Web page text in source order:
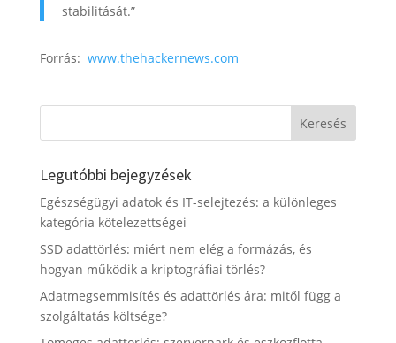
stabilitását.”
Forrás: www.thehackernews.com
Legutóbbi bejegyzések
Egészségügyi adatok és IT-selejtezés: a különleges
kategória kötelezettségei
SSD adattörlés: miért nem elég a formázás, és
hogyan működik a kriptográfiai törlés?
Adatmegsemmisítés és adattörlés ára: mitől függ a
szolgáltatás költsége?